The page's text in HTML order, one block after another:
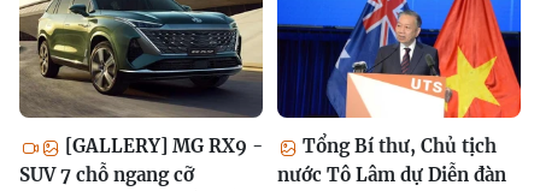
[GALLERY] MG RX9 -
SUV 7 chỗ ngang cỡ
Tổng Bí thư, Chủ tịch
nước Tô Lâm dự Diễn đàn